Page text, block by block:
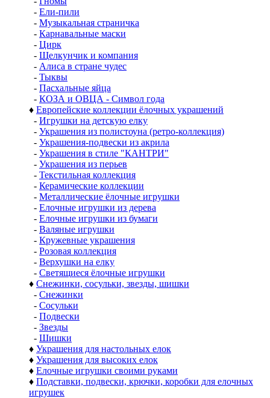
- Ели-пили
- Музыкальная страничка
- Карнавальные маски
- Цирк
- Щелкунчик и компания
- Алиса в стране чудес
- Тыквы
- Пасхальные яйца
- КОЗА и ОВЦА - Символ года
♦ Европейские коллекции ёлочных украшений
- Игрушки на детскую елку
- Украшения из полистоуна (ретро-коллекция)
- Украшения-подвески из акрила
- Украшения в стиле "КАНТРИ"
- Украшения из перьев
- Текстильная коллекция
- Керамические коллекции
- Металлические ёлочные игрушки
- Елочные игрушки из дерева
- Елочные игрушки из бумаги
- Валяные игрушки
- Кружевные украшения
- Розовая коллекция
- Верхушки на елку
- Светящиеся ёлочные игрушки
♦ Снежинки, сосульки, звезды, шишки
- Снежинки
- Сосульки
- Подвески
- Звезды
- Шишки
♦ Украшения для настольных елок
♦ Украшения для высоких елок
♦ Елочные игрушки своими руками
♦ Подставки, подвески, крючки, коробки для елочных
игрушек